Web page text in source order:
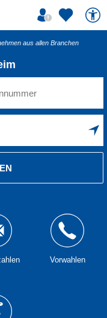
aus allen Branchen
Vorwahlen